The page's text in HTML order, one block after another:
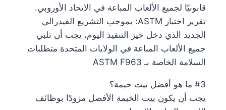
قانونيًا لجميع الألعاب المباعة في الاتحاد الأوروبي.
تقرير اختبار ASTM: بموجب التشريع الفيدرالي
الجديد الذي دخل حيز التنفيذ اليوم، يجب أن تلبي
جميع الألعاب المباعة في الولايات المتحدة متطلبات
السلامة الخاصة بـ ASTM F963
#3 ما هو أفضل بيت خيمة؟
يجب أن يكون بيت الخيمة الأفضل مزودًا بوظائف